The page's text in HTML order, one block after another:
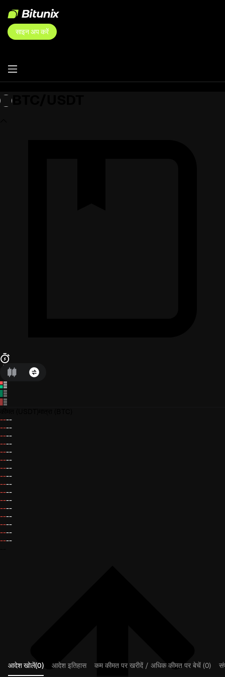
साइन अप करें
----
----
----
----
----
----
----
----
----
----
----
----
----
----
----
----
आदेश खोलें(0) आदेश इतिहास कम कीमत पर खरीदें / अधिक कीमत पर बेचें (0)